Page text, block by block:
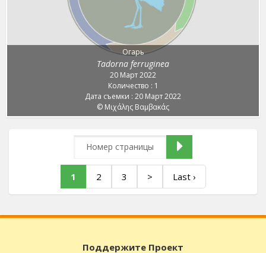
Огарь
Tadorna ferruginea
20 Март 2022
Количество : 1
Дата съемки : 20 Март 2022
© Μιχάλης Βαμβακάς
1 2 3 > Last ›
Поддержите Проект